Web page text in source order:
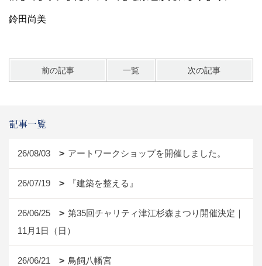
鈴田尚美
前の記事 一覧 次の記事
記事一覧
26/08/03 アートワークショップを開催しました。
26/07/19 『建築を整える』
26/06/25
第35回チャリティ津江杉森まつり開催決定｜
11月1日（日）
26/06/21 鳥飼八幡宮